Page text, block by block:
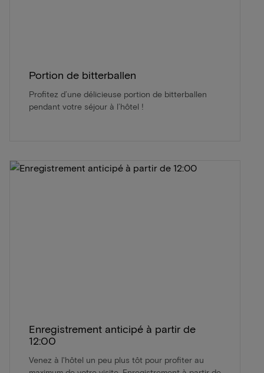
Portion de bitterballen
Profitez d’une délicieuse portion de bitterballen
pendant votre séjour à l’hôtel !
Enregistrement anticipé à partir de
12:00
Venez à l'hôtel un peu plus tôt pour profiter au